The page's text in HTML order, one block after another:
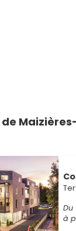
Du
à